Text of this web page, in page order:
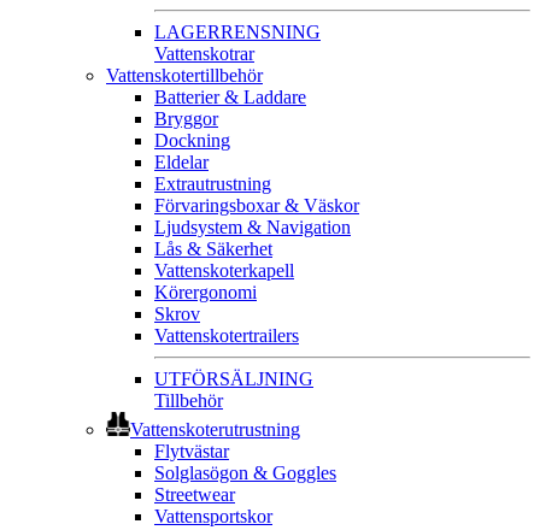
LAGERRENSNING
Vattenskotrar
Vattenskotertillbehör
Batterier & Laddare
Bryggor
Dockning
Eldelar
Extrautrustning
Förvaringsboxar & Väskor
Ljudsystem & Navigation
Lås & Säkerhet
Vattenskoterkapell
Körergonomi
Skrov
Vattenskotertrailers
UTFÖRSÄLJNING
Tillbehör
Vattenskoterutrustning
Flytvästar
Solglasögon & Goggles
Streetwear
Vattensportskor